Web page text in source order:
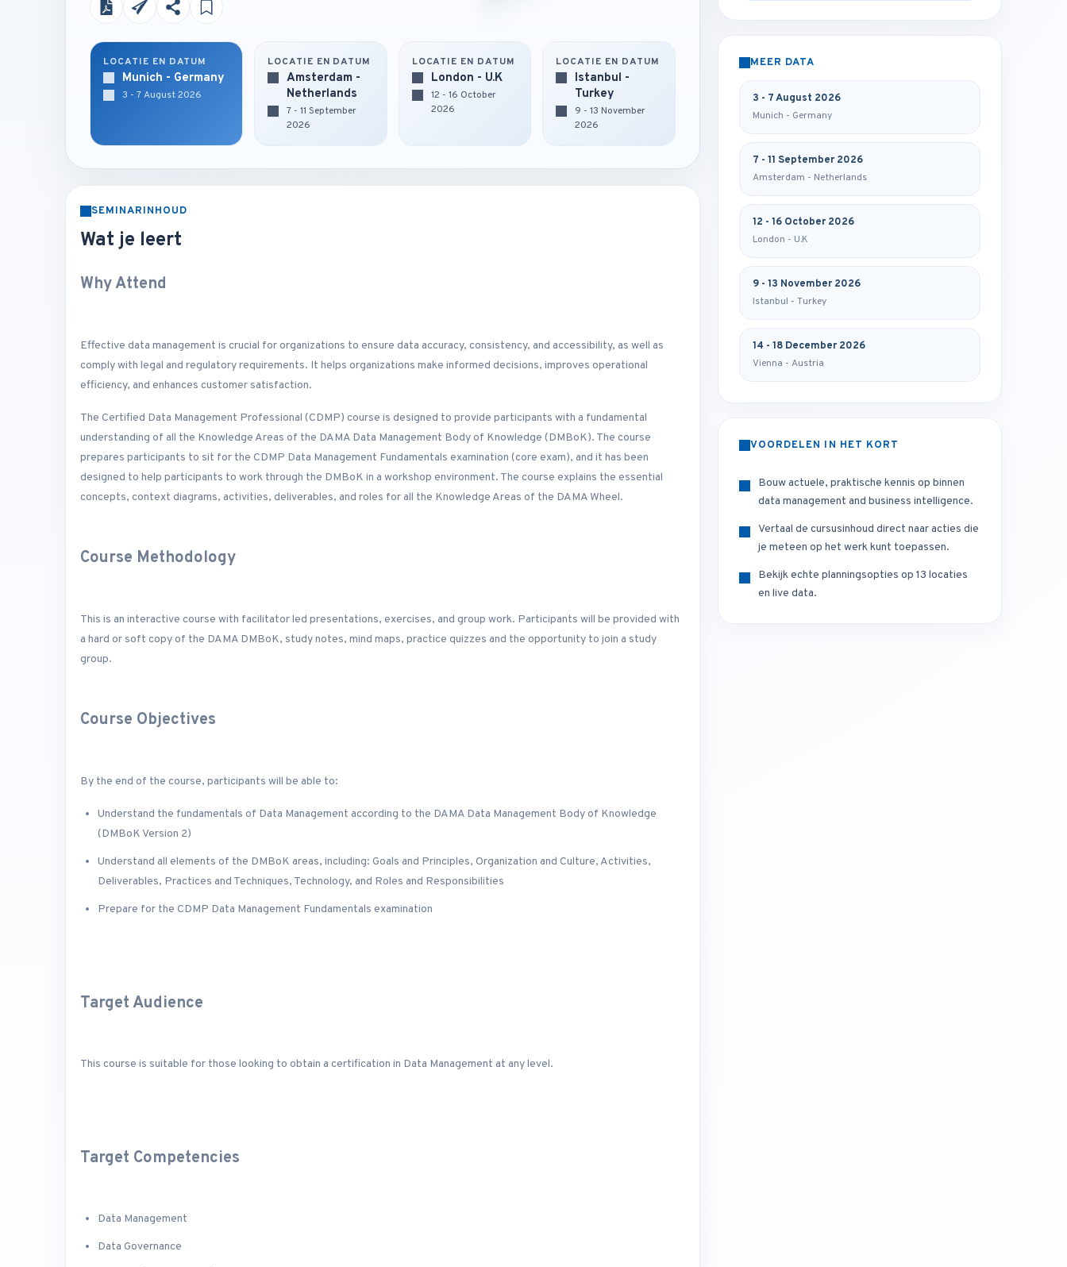
LOCATIE EN DATUM
Munich - Germany
3 - 7 August 2026
LOCATIE EN DATUM
Amsterdam -
Netherlands
7 - 11 September
2026
LOCATIE EN DATUM
London - U.K
12 - 16 October
2026
LOCATIE EN DATUM
Istanbul -
Turkey
9 - 13 November
2026
SEMINARINHOUD
Wat je leert
Why Attend
Effective data management is crucial for organizations to ensure data accuracy, consistency, and accessibility, as well as
comply with legal and regulatory requirements. It helps organizations make informed decisions, improves operational
efficiency, and enhances customer satisfaction.
The Certified Data Management Professional (CDMP) course is designed to provide participants with a fundamental
understanding of all the Knowledge Areas of the DAMA Data Management Body of Knowledge (DMBoK). The course
prepares participants to sit for the CDMP Data Management Fundamentals examination (core exam), and it has been
designed to help participants to work through the DMBoK in a workshop environment. The course explains the essential
concepts, context diagrams, activities, deliverables, and roles for all the Knowledge Areas of the DAMA Wheel.
Course Methodology
This is an interactive course with facilitator led presentations, exercises, and group work. Participants will be provided with
a hard or soft copy of the DAMA DMBoK, study notes, mind maps, practice quizzes and the opportunity to join a study
group.
Course Objectives
By the end of the course, participants will be able to:
Understand the fundamentals of Data Management according to the DAMA Data Management Body of Knowledge
(DMBoK Version 2)
Understand all elements of the DMBoK areas, including: Goals and Principles, Organization and Culture, Activities,
Deliverables, Practices and Techniques, Technology, and Roles and Responsibilities
Prepare for the CDMP Data Management Fundamentals examination
Target Audience
This course is suitable for those looking to obtain a certification in Data Management at any level.
Target Competencies
Data Management
Data Governance
MEER DATA
3 - 7 August 2026
Munich - Germany
7 - 11 September 2026
Amsterdam - Netherlands
12 - 16 October 2026
London - U.K
9 - 13 November 2026
Istanbul - Turkey
14 - 18 December 2026
Vienna - Austria
VOORDELEN IN HET KORT
Bouw actuele, praktische kennis op binnen
data management and business intelligence.
Vertaal de cursusinhoud direct naar acties die
je meteen op het werk kunt toepassen.
Bekijk echte planningsopties op 13 locaties
en live data.